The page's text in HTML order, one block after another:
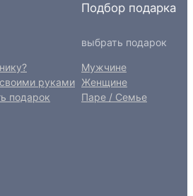
руками
подарок
Подбор подарка
выбрать подарок
Мужчине
Женщине
Паре / Семье